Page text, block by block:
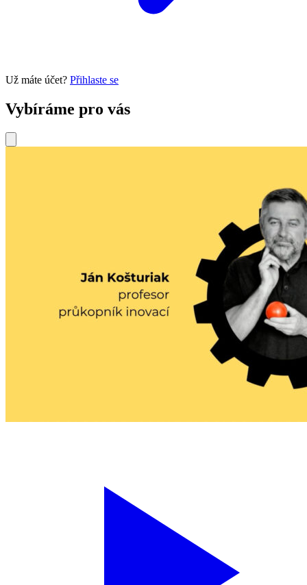
Už máte účet? Přihlaste se
Vybíráme pro vás